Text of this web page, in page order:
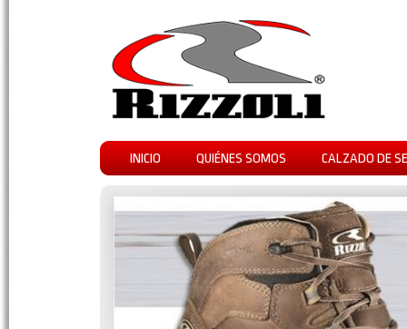
INICIO QUIÉNES SOMOS CALZADO DE